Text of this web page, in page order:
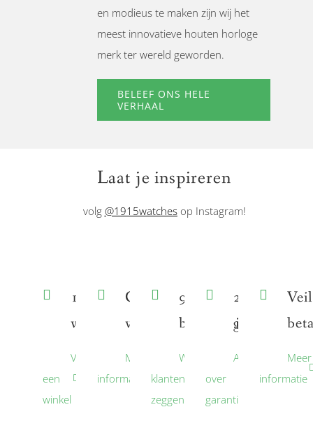
en modieus te maken zijn wij het
meest innovatieve houten horloge
merk ter wereld geworden.
BELEEF ONS HELE
VERHAAL
Laat je inspireren
volg @1915watchesop Instagram!
150+
winkels
Vind
een
winkel
Gratis
verzending
Meer
informatie
9,6
beoordeling
Wat
klanten
zeggen
2 jaar
garantie
Alles
over
garantie
Meer
informatie